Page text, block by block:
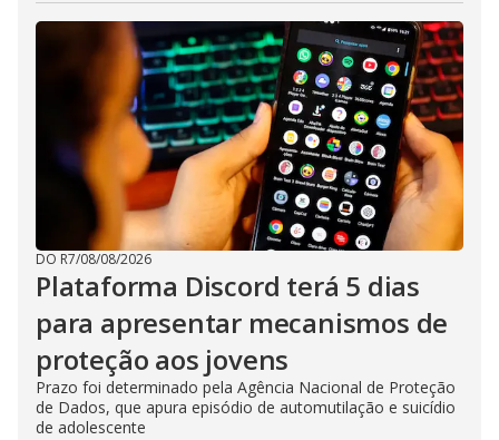
DO R7/08/08/2026
Plataforma Discord terá 5 dias
para apresentar mecanismos de
proteção aos jovens
Prazo foi determinado pela Agência Nacional de Proteção
de Dados, que apura episódio de automutilação e suicídio
de adolescente